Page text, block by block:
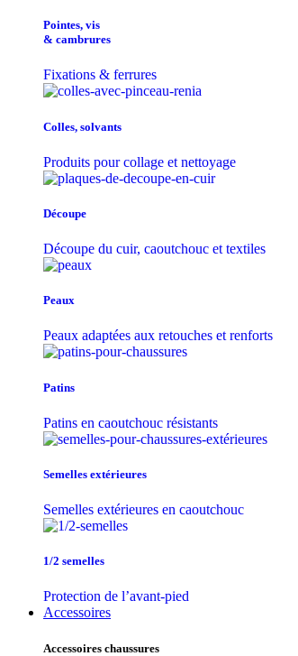
Pointes, vis
& cambrures
Fixations & ferrures
Colles, solvants
Produits pour collage et nettoyage
Découpe
Découpe du cuir, caoutchouc et textiles
Peaux
Peaux adaptées aux retouches et renforts
Patins
Patins en caoutchouc résistants
Semelles extérieures
Semelles extérieures en caoutchouc
1/2 semelles
Protection de l’avant-pied
Accessoires
Accessoires chaussures